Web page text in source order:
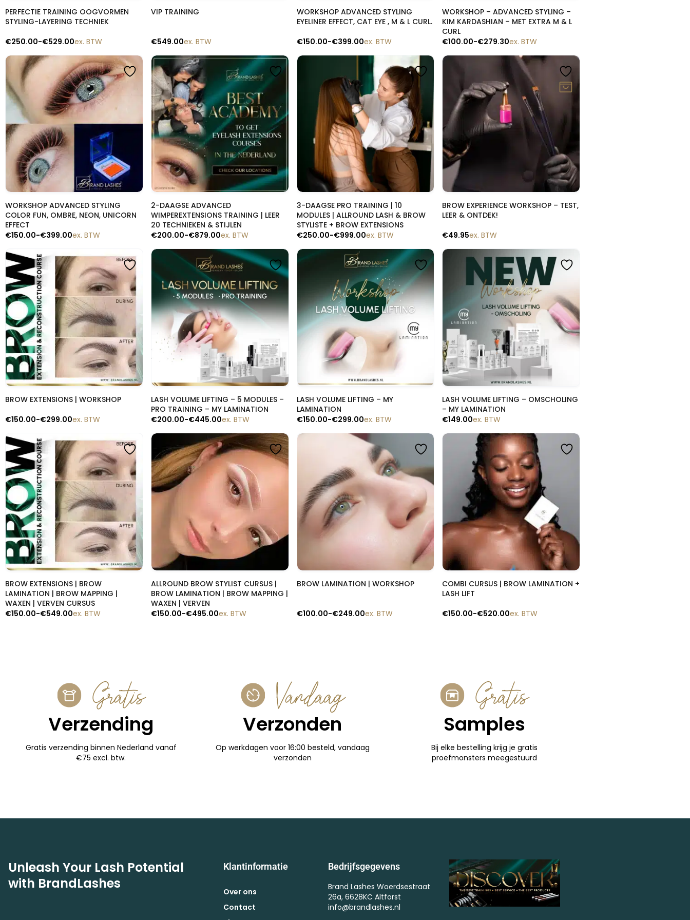
PERFECTIE TRAINING OOGVORMEN
STYLING-LAYERING TECHNIEK
€250.00-€529.00ex. BTW
VIP TRAINING
€549.00ex. BTW
WORKSHOP ADVANCED STYLING
EYELINER EFFECT, CAT EYE , M & L CURL.
€150.00-€399.00ex. BTW
WORKSHOP – ADVANCED STYLING –
KIM KARDASHIAN – MET EXTRA M & L
CURL
€100.00-€279.30ex. BTW
Snelle blik
WORKSHOP ADVANCED STYLING
COLOR FUN, OMBRE, NEON, UNICORN
EFFECT
€150.00-€399.00ex. BTW
Snelle blik
2-DAAGSE ADVANCED
WIMPEREXTENSIONS TRAINING | LEER
20 TECHNIEKEN & STIJLEN
€200.00-€879.00ex. BTW
Snelle blik
3-DAAGSE PRO TRAINING | 10
MODULES | ALLROUND LASH & BROW
STYLISTE + BROW EXTENSIONS
€250.00-€999.00ex. BTW
Snelle blik
BROW EXPERIENCE WORKSHOP – TEST,
LEER & ONTDEK!
€49.95ex. BTW
Snelle blik
BROW EXTENSIONS | WORKSHOP
€150.00-€299.00ex. BTW
Snelle blik
LASH VOLUME LIFTING – 5 MODULES –
PRO TRAINING – MY LAMINATION
€200.00-€445.00ex. BTW
Snelle blik
LASH VOLUME LIFTING – MY
LAMINATION
€150.00-€299.00ex. BTW
Snelle blik
LASH VOLUME LIFTING – OMSCHOLING
– MY LAMINATION
€149.00ex. BTW
Snelle blik
BROW EXTENSIONS | BROW
LAMINATION | BROW MAPPING |
WAXEN | VERVEN CURSUS
€150.00-€549.00ex. BTW
Snelle blik
ALLROUND BROW STYLIST CURSUS |
BROW LAMINATION | BROW MAPPING |
WAXEN | VERVEN
€150.00-€495.00ex. BTW
Snelle blik
BROW LAMINATION | WORKSHOP
€100.00-€249.00ex. BTW
Snelle blik
COMBI CURSUS | BROW LAMINATION +
LASH LIFT
€150.00-€520.00ex. BTW
Gratis
Verzending
Gratis verzending binnen Nederland vanaf
€75 excl. btw.
Vandaag
Verzonden
Op werkdagen voor 16:00 besteld, vandaag
verzonden
Gratis
Samples
Bij elke bestelling krijg je gratis
proefmonsters meegestuurd
Unleash Your Lash Potential
with BrandLashes
Klantinformatie
Over ons
Contact
Bedrijfsgegevens
Brand Lashes Woerdsestraat
26a, 6628KC Altforst
info@brandlashes.nl